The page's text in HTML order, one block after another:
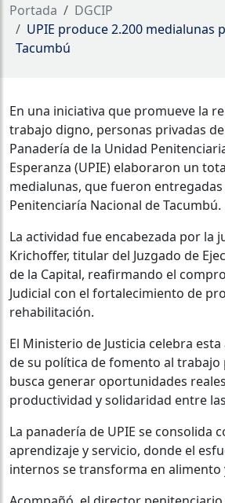
Portada
DGCIP
UPIE produce 2.200 medialunas
Tacumbú
En una iniciativa que promueve la
trabajo digno, personas privadas
Panadería de la Unidad
Esperanza (UPIE) elaboraron un
medialunas, que fueron entregadas
Penitenciaría Nacional de Tacumbú.
La actividad fue encabezada por la
Krichoffer, titular del Juzgado de
de la Capital, reafirmando el
Judicial con el fortalecimiento de
rehabilitación.
El Ministerio de Justicia celebra
de su política de fomento al
busca generar oportunidades
productividad y solidaridad entre
La panadería de UPIE se consolida
aprendizaje y servicio, donde el
internos se transforma en alimento